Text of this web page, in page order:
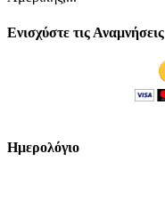
Ενισχύστε τις Αναμνήσεις
Ημερολόγιο